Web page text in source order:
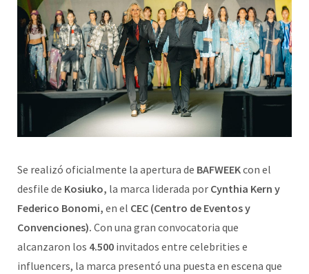
Se realizó oficialmente la apertura de BAFWEEKcon el
desfile de Kosiuko, la marca liderada por Cynthia Kern y
Federico Bonomi, en el CEC (Centro de Eventos y
Convenciones). Con una gran convocatoria que
alcanzaron los 4.500 invitados entre celebrities e
influencers, la marca presentó una puesta en escena que